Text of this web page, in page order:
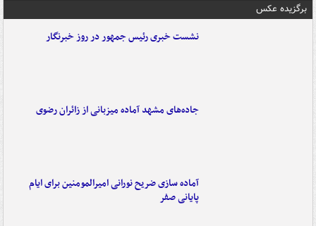
برگزیده عکس
نشست خبری رئیس جمهور در روز خبرنگار
جاده‌های مشهد آماده میزبانی از زائران رضوی
آماده سازی ضریح نورانی امیرالمومنین برای ایام
پایانی صفر